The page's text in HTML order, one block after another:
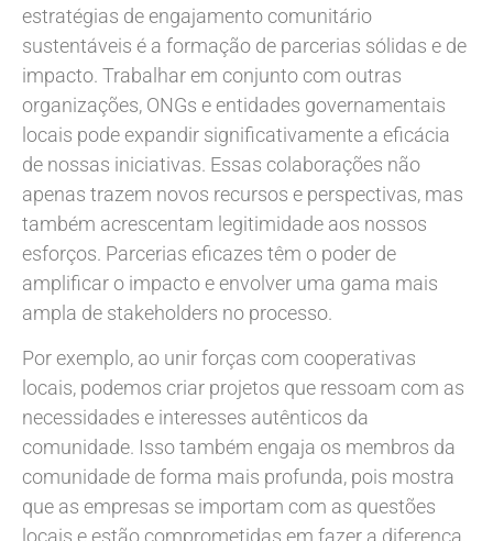
estratégias de engajamento comunitário
sustentáveis é a formação de parcerias sólidas e de
impacto. Trabalhar em conjunto com outras
organizações, ONGs e entidades governamentais
locais pode expandir significativamente a eficácia
de nossas iniciativas. Essas colaborações não
apenas trazem novos recursos e perspectivas, mas
também acrescentam legitimidade aos nossos
esforços. Parcerias eficazes têm o poder de
amplificar o impacto e envolver uma gama mais
ampla de stakeholders no processo.
Por exemplo, ao unir forças com cooperativas
locais, podemos criar projetos que ressoam com as
necessidades e interesses autênticos da
comunidade. Isso também engaja os membros da
comunidade de forma mais profunda, pois mostra
que as empresas se importam com as questões
locais e estão comprometidas em fazer a diferença.